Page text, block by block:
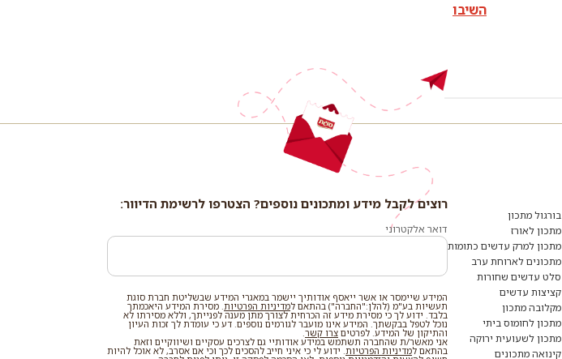
השיבו
בורגול מתכון
מתכון לאורז
מתכון למרק עדשים כתומות
מתכונים לארוחת ערב
סלט עדשים שחורות
קציצות עדשים
מקלובה מתכון
מתכון לחומוס ביתי
מתכון לשעועית ירוקה
קינואה מתכונים
רוצים לקבל מידע ומתכונים נוספים? הצטרפו לרשימת הדיוור:
דואר אלקטרוני
המידע שיימסר או אשר ייאסף אודותיך יישמר במאגרי המידע שבשליטת חברת סוגת
תעשיות בע"מ (להלן:"החברה") בהתאם למדיניות הפרטיות . מסירת המידע היאכמתך
בלבד. ידוע לך כי מסירת מידע זה הכרחית לצורך מתן מענה לפנייתך, וללא מסירתו לא
נוכל לטפל בבקשתך. המידע אינו מועבר לגורמים נוספים. דע כי עומדת לך זכות העיון
והתיקון של המידע. לפרטים צרו קשר
אני מאשר/ת שהחברה תשתמש במידע אודותיי גם לצרכים עסקיים ושיווקיים וזאת
בהתאם למדיניות הפרטיות . ידוע לי כי איני חייב להסכים לכך וכי אם אסרב, לא אוכל להיות